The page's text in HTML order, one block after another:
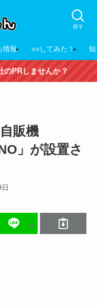
探す
情報 ○○してみた！
のPRしませんか？
販機
」が設置さ